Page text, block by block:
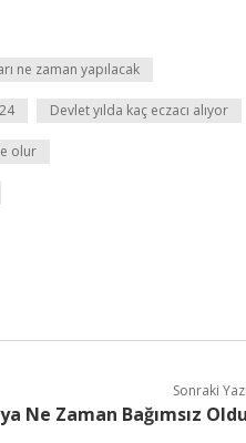
ne zaman yapılacak
Devlet yılda kaç eczacı alıyor
olur
Sonraki
Ne Zaman Bağımsız